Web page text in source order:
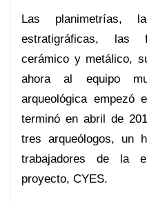
Las planimetrías,
estratigráficas, las
cerámico y metálico,
ahora al equipo
arqueológica empezó
terminó en abril de
tres arqueólogos, un
trabajadores de la
proyecto, CYES.